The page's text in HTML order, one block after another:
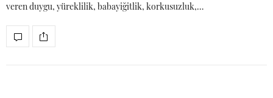
veren duygu, yüreklilik, babayiğitlik, korkusuzluk,…